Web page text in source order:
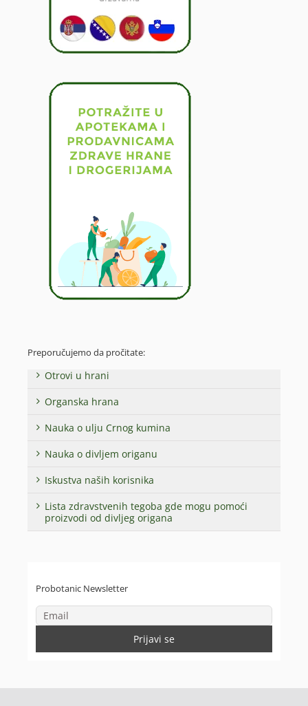
Preporučujemo da pročitate:
Otrovi u hrani
Organska hrana
Nauka o ulju Crnog kumina
Nauka o divljem origanu
Iskustva naših korisnika
Lista zdravstvenih tegoba gde mogu pomoći
proizvodi od divljeg origana
Probotanic Newsletter